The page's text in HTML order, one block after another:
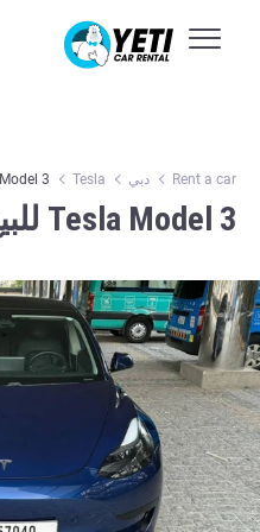
Rent a car دبي Tesla
Model 3
Tesla Model 3 للبيع في دبي